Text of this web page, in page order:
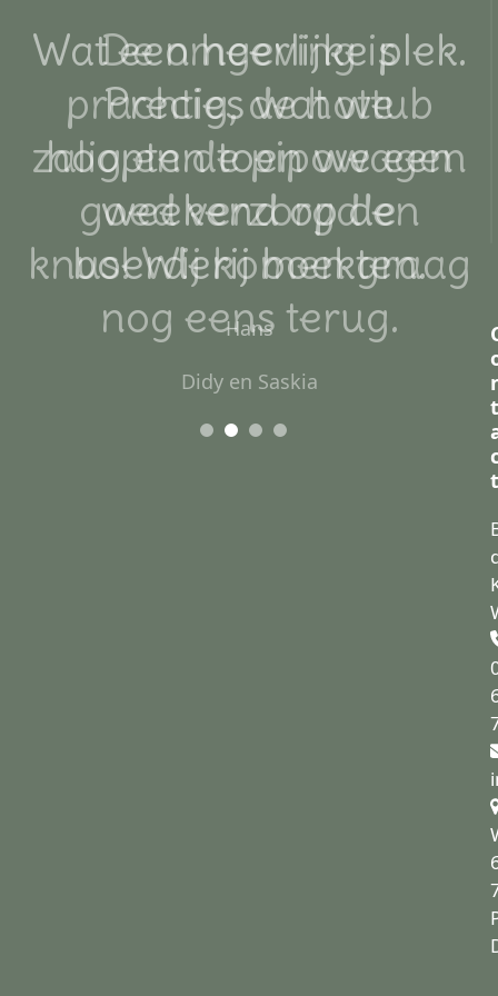
De omgeving is
prachtig, de hottub
zalig en de pipowagen
goed verzorgd en
knus! Wij komen graag
nog eens terug.
Didy en Saskia
t
t